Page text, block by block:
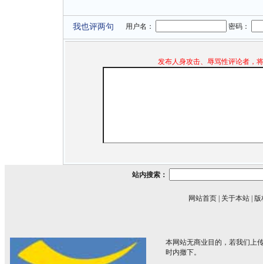
我也评两句 用户名： 密码：
发布人身攻击、辱骂性评论者，
站内搜索：
网站首页 关于本站 版
本网站无商业目的，若我们上
时内撤下。